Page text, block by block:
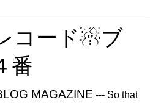
コード☃ブ
番
MAGAZINE --- So that